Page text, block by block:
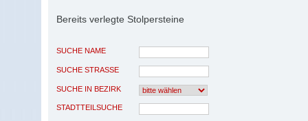
Bereits verlegte Stolpersteine
SUCHE NAME
SUCHE STRASSE
SUCHE IN BEZIRK
STADTTEILSUCHE